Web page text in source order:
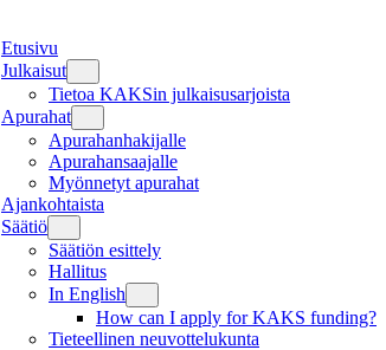
Etusivu
Julkaisut
Tietoa KAKSin julkaisusarjoista
Apurahat
Apurahanhakijalle
Apurahansaajalle
Myönnetyt apurahat
Ajankohtaista
Säätiö
Säätiön esittely
Hallitus
In English
How can I apply for KAKS funding?
Tieteellinen neuvottelukunta